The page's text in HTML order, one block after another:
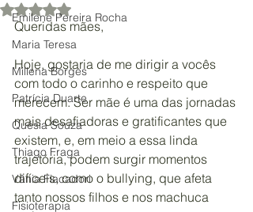
Emilene Pereira Rocha
Maria Teresa
Millena Borges
Patrícia Duarte
Quésia Souza
Thiago Fraga
Vânia Fiacadori
Fisioterapia
Avaliado com NaN de 5 estrelas.
Queridas mães,
Hoje, gostaria de me dirigir a vocês
com todo o carinho e respeito que
merecem. Ser mãe é uma das jornadas
mais desafiadoras e gratificantes que
existem, e, em meio a essa linda
trajetória, podem surgir momentos
difíceis, como o bullying, que afeta
tanto nossos filhos e nos machuca